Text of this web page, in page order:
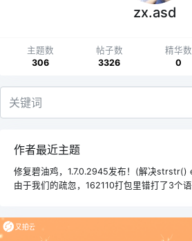
zx.asd
主题数
306
帖子数
3326
精华数
0
作者最近主题